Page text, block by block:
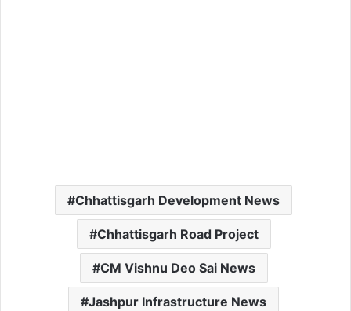
Chhattisgarh Development News
Chhattisgarh Road Project
CM Vishnu Deo Sai News
Jashpur Infrastructure News